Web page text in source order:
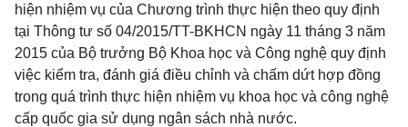
hiện nhiệm vụ của Chương trình thực hiện theo quy định
tại Thông tư số 04/2015/TT-BKHCN ngày 11 tháng 3 năm
2015 của Bộ trưởng Bộ Khoa học và Công nghệ quy định
việc kiểm tra, đánh giá điều chỉnh và chấm dứt hợp đồng
trong quá trình thực hiện nhiệm vụ khoa học và công nghệ
cấp quốc gia sử dụng ngân sách nhà nước.